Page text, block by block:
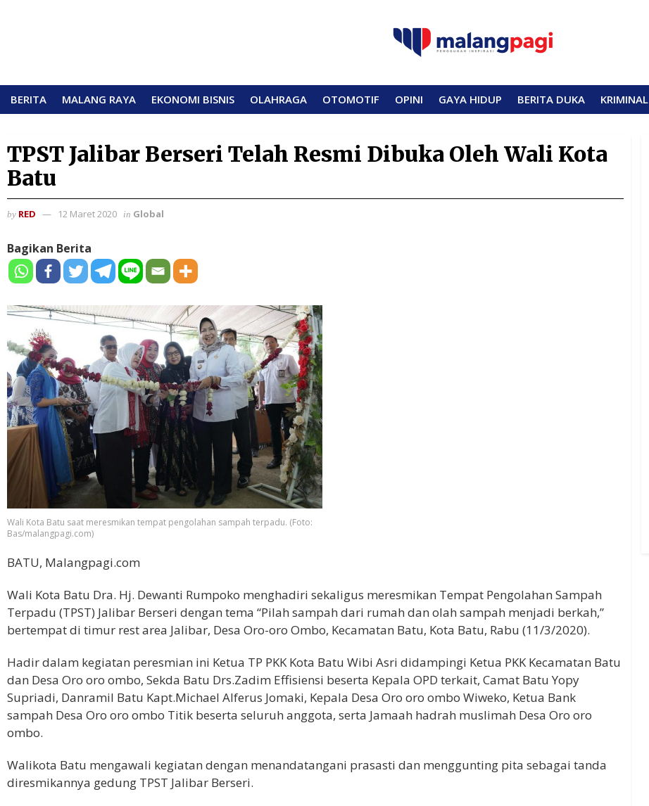
BERITA MALANG RAYA EKONOMI BISNIS OLAHRAGA OTOMOTIF OPINI GAYA HIDUP BERITA DUKA KRIMINAL
TPST Jalibar Berseri Telah Resmi Dibuka Oleh Wali Kota
Batu
by RED 12 Maret 2020 in Global
Bagikan Berita
Wali Kota Batu saat meresmikan tempat pengolahan sampah terpadu. (Foto:
Bas/malangpagi.com)
BATU, Malangpagi.com
Wali Kota Batu Dra. Hj. Dewanti Rumpoko menghadiri sekaligus meresmikan Tempat Pengolahan Sampah
Terpadu (TPST) Jalibar Berseri dengan tema “Pilah sampah dari rumah dan olah sampah menjadi berkah,”
bertempat di timur rest area Jalibar, Desa Oro-oro Ombo, Kecamatan Batu, Kota Batu, Rabu (11/3/2020).
Hadir dalam kegiatan peresmian ini Ketua TP PKK Kota Batu Wibi Asri didampingi Ketua PKK Kecamatan Batu
dan Desa Oro oro ombo, Sekda Batu Drs.Zadim Effisiensi beserta Kepala OPD terkait, Camat Batu Yopy
Supriadi, Danramil Batu Kapt.Michael Alferus Jomaki, Kepala Desa Oro oro ombo Wiweko, Ketua Bank
sampah Desa Oro oro ombo Titik beserta seluruh anggota, serta Jamaah hadrah muslimah Desa Oro oro
ombo.
Walikota Batu mengawali kegiatan dengan menandatangani prasasti dan menggunting pita sebagai tanda
diresmikannya gedung TPST Jalibar Berseri.